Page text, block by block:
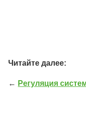
Читайте далее:
← Регуляция